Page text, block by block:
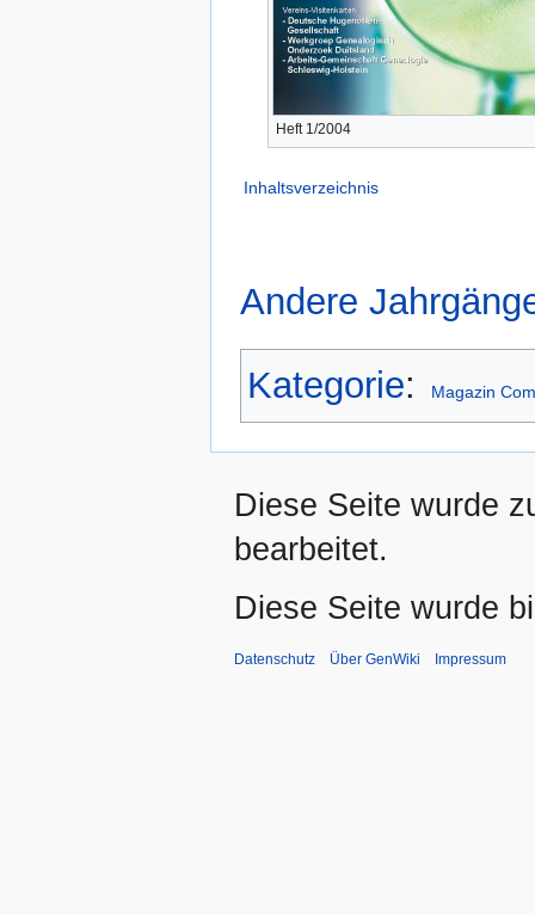
Heft 1/2004
Inhaltsverzeichnis
Andere
Kategorie: Magazin
Diese Seite wurde
bearbeitet.
Diese Seite wurde
Datenschutz Über GenWiki Impressum